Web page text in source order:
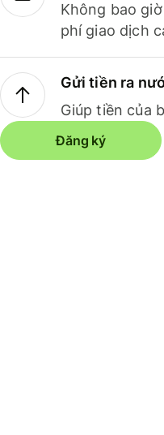
Không bao
phí giao dịch
Gửi tiền ra
Giúp tiền của
Đăng ký